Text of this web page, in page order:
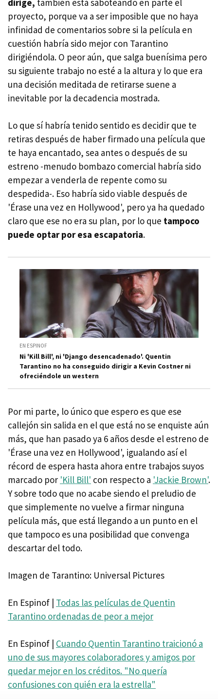
dirige, también está saboteando en parte el
proyecto, porque va a ser imposible que no haya
infinidad de comentarios sobre si la película en
cuestión habría sido mejor con Tarantino
dirigiéndola. O peor aún, que salga buenísima pero
su siguiente trabajo no esté a la altura y lo que era
una decisión meditada de retirarse suene a
inevitable por la decadencia mostrada.
Lo que sí habría tenido sentido es decidir que te
retiras después de haber firmado una película que
te haya encantado, sea antes o después de su
estreno -menudo bombazo comercial habría sido
empezar a venderla de repente como su
despedida-. Eso habría sido viable después de
'Érase una vez en Hollywood', pero ya ha quedado
claro que ese no era su plan, por lo que tampoco
puede optar por esa escapatoria.
EN ESPINOF
Ni 'Kill Bill', ni 'Django desencadenado'. Quentin
Tarantino no ha conseguido dirigir a Kevin Costner ni
ofreciéndole un western
Por mi parte, lo único que espero es que ese
callejón sin salida en el que está no se enquiste aún
más, que han pasado ya 6 años desde el estreno de
'Érase una vez en Hollywood', igualando así el
récord de espera hasta ahora entre trabajos suyos
marcado por 'Kill Bill' con respecto a 'Jackie Brown'.
Y sobre todo que no acabe siendo el preludio de
que simplemente no vuelve a firmar ninguna
película más, que está llegando a un punto en el
que tampoco es una posibilidad que convenga
descartar del todo.
Imagen de Tarantino: Universal Pictures
En Espinof | Todas las películas de Quentin
Tarantino ordenadas de peor a mejor
En Espinof | Cuando Quentin Tarantino traicionó a
uno de sus mayores colaboradores y amigos por
quedar mejor en los créditos. "No quería
confusiones con quién era la estrella"